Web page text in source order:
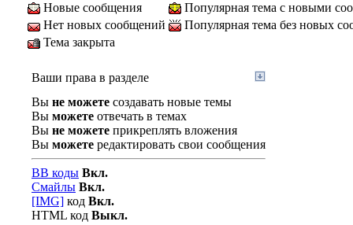
Новые сообщения
Популярная тема с новыми
Нет новых сообщений
Популярная тема без новых
Тема закрыта
Ваши права в разделе
Вы не можете создавать новые темы
Вы можете отвечать в темах
Вы не можете прикреплять вложения
Вы можете редактировать свои сообщения
BB коды Вкл.
Смайлы Вкл.
[IMG] код Вкл.
HTML код Выкл.